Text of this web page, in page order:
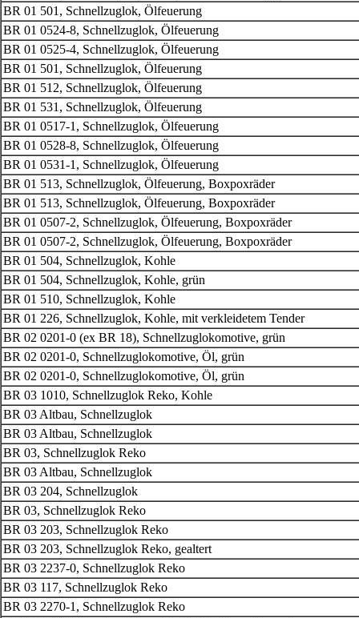
BR 01 501, Schnellzuglok, Ölfeuerung
BR 01 0524-8, Schnellzuglok, Ölfeuerung
BR 01 0525-4, Schnellzuglok, Ölfeuerung
BR 01 501, Schnellzuglok, Ölfeuerung
BR 01 512, Schnellzuglok, Ölfeuerung
BR 01 531, Schnellzuglok, Ölfeuerung
BR 01 0517-1, Schnellzuglok, Ölfeuerung
BR 01 0528-8, Schnellzuglok, Ölfeuerung
BR 01 0531-1, Schnellzuglok, Ölfeuerung
BR 01 513, Schnellzuglok, Ölfeuerung, Boxpoxräder
BR 01 513, Schnellzuglok, Ölfeuerung, Boxpoxräder
BR 01 0507-2, Schnellzuglok, Ölfeuerung, Boxpoxräder
BR 01 0507-2, Schnellzuglok, Ölfeuerung, Boxpoxräder
BR 01 504, Schnellzuglok, Kohle
BR 01 504, Schnellzuglok, Kohle, grün
BR 01 510, Schnellzuglok, Kohle
BR 01 226, Schnellzuglok, Kohle, mit verkleidetem Tender
BR 02 0201-0 (ex BR 18), Schnellzuglokomotive, grün
BR 02 0201-0, Schnellzuglokomotive, Öl, grün
BR 02 0201-0, Schnellzuglokomotive, Öl, grün
BR 03 1010, Schnellzuglok Reko, Kohle
BR 03 Altbau, Schnellzuglok
BR 03 Altbau, Schnellzuglok
BR 03, Schnellzuglok Reko
BR 03 Altbau, Schnellzuglok
BR 03 204, Schnellzuglok
BR 03, Schnellzuglok Reko
BR 03 203, Schnellzuglok Reko
BR 03 203, Schnellzuglok Reko, gealtert
BR 03 2237-0, Schnellzuglok Reko
BR 03 117, Schnellzuglok Reko
BR 03 2270-1, Schnellzuglok Reko